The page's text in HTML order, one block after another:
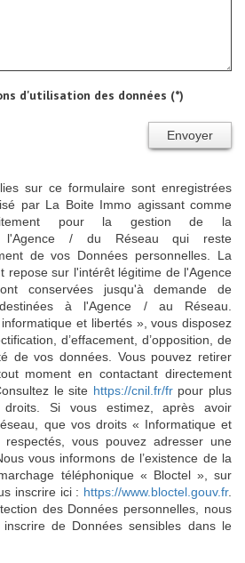
d'utilisation des données (*)
Envoyer
sur ce formulaire sont enregistrées
par La Boite Immo agissant comme
pour la gestion de la
l'Agence / du Réseau qui reste
de vos Données personnelles. La
repose sur l'intérêt légitime de l'Agence
conservées jusqu'à demande de
à l'Agence / au Réseau.
et libertés », vous disposez
d’effacement, d’opposition, de
de vos données. Vous pouvez retirer
moment en contactant directement
le site https://cnil.fr/frpour plus
droits. Si vous estimez, après avoir
que vos droits « Informatique et
vous pouvez adresser une
vous informons de l’existence de la
téléphonique « Bloctel », sur
inscrire ici : https://www.bloctel.gouv.fr.
des Données personnelles, nous
de Données sensibles dans le